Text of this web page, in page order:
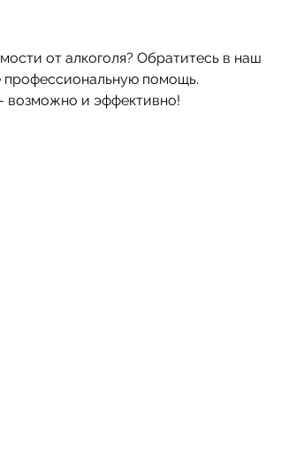
от алкоголя? Обратитесь в наш
профессиональную помощь.
возможно и эффективно!